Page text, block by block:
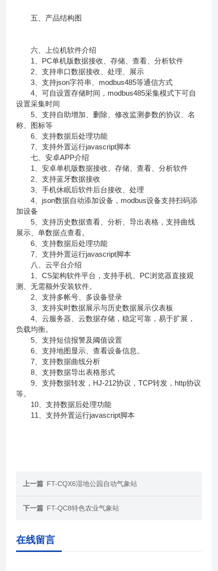
五、产品结构图
六、上位机软件介绍
1、PC单机版数据接收、存储、查看、分析软件
2、支持串口数据接收、处理、展示
3、支持json字符串、modbus485等通信方式
4、可自设置存储时间，modbus485采集模式下可自
设置采集时间
5、支持自助增加、删除、修改监测参数的协议、名
称、图标等
6、支持数据后处理功能
7、支持外置运行javascript脚本
七、安卓APP介绍
1、安卓单机版数据接收、存储、查看、分析软件
2、支持蓝牙数据接收
3、手机休眠后软件后台接收、处理
4、json数据自动添加设备，modbus设备支持扫码添
加设备
5、支持历史数据查看、分析、导出表格，支持曲线
展示、单数据点查看。
6、支持数据后处理功能
7、支持外置运行javascript脚本
八、云平台介绍
1、CS架构软件平台，支持手机、PC浏览器直接观
测、无需额外安装软件。
2、支持多帐号、多设备登录
3、支持实时数据展示与历史数据展示仪表板
4、云服务器、云数据存储，稳定可靠，易于扩展，
负载均衡。
5、支持短信报警及阈值设置
6、支持地图显示、查看设备信息。
7、支持数据曲线分析
8、支持数据导出表格形式
9、支持数据转发，HJ-212协议，TCP转发，http协议
等。
10、支持数据后处理功能
11、支持外置运行javascript脚本
上一篇 FT-CQX6湿地公园自动气象站
下一篇 FT-QC8特色农业气象站
在线留言